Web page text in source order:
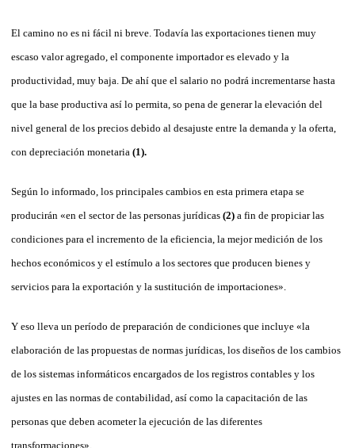
El camino no es ni fácil ni breve. Todavía las exportaciones tienen muy
escaso valor agregado, el componente importador es elevado y la
productividad, muy baja. De ahí que el salario no podrá incrementarse hasta
que la base productiva así lo permita, so pena de generar la elevación del
nivel general de los precios debido al desajuste entre la demanda y la oferta,
con depreciación monetaria (1).
Según lo informado, los principales cambios en esta primera etapa se
producirán «en el sector de las personas jurídicas (2) a fin de propiciar las
condiciones para el incremento de la eficiencia, la mejor medición de los
hechos económicos y el estímulo a los sectores que producen bienes y
servicios para la exportación y la sustitución de importaciones».
Y eso lleva un período de preparación de condiciones que incluye «la
elaboración de las propuestas de normas jurídicas, los diseños de los cambios
de los sistemas infor­máticos encargados de los registros contables y los
ajustes en las normas de contabilidad, así como la capacitación de las
personas que deben acometer la ejecución de las diferentes
transformaciones».